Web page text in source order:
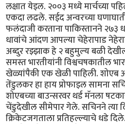
लक्षात येइल. २००३ मध्ये मार्चच्या
एकदा लढले. सईद अन्वरच्या
फलंदाजी करताना पाकिस्तानने २७३
धावांचे आंदण आपल्या चेहेरापाड
अब्दुर रझ्झाक हे २ बहुमुल्य बळी
समस्त भारतीयांनी विश्वचषकातील
खेळ्यांपैकी एक खेळी पाहिली. शोएब
तेंडुलकर हा हाय प्रोफाइल सामना
शोएबच्या बाउन्सरवर थर्ड मॅनला
चेंडुदेखील सीमेपार गेले. सचिनने त्या
क्रिकेटजगताला प्रतिहल्ल्याचे धडे